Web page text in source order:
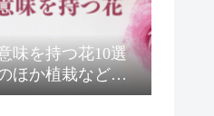
味を持つ花10選
ほか植栽などを